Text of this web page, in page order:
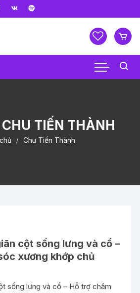
CHU TIẾN THÀNH
Chu Tiến Thành
cột sống lưng và cổ –
xương khớp chủ
sống lưng và cổ – Hỗ trợ chăm